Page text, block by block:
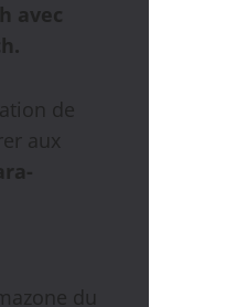
avec
de
aux
du